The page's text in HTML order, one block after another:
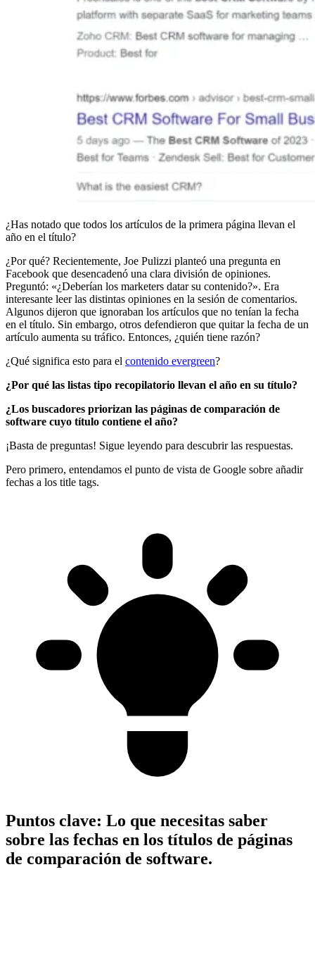
¿Has notado que todos los artículos de la primera página llevan el
año en el título?
¿Por qué? Recientemente, Joe Pulizzi planteó una pregunta en
Facebook que desencadenó una clara división de opiniones.
Preguntó: «¿Deberían los marketers datar su contenido?». Era
interesante leer las distintas opiniones en la sesión de comentarios.
Algunos dijeron que ignoraban los artículos que no tenían la fecha
en el título. Sin embargo, otros defendieron que quitar la fecha de un
artículo aumenta su tráfico. Entonces, ¿quién tiene razón?
¿Qué significa esto para el contenido evergreen?
¿Por qué las listas tipo recopilatorio llevan el año en su título?
¿Los buscadores priorizan las páginas de comparación de
software cuyo título contiene el año?
¡Basta de preguntas! Sigue leyendo para descubrir las respuestas.
Pero primero, entendamos el punto de vista de Google sobre añadir
fechas a los title tags.
Puntos clave: Lo que necesitas saber
sobre las fechas en los títulos de páginas
de comparación de software.